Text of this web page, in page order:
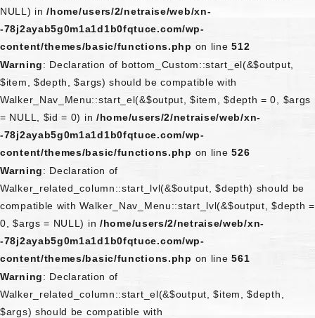
NULL) in/home/users/2/netraise/web/xn-
-78j2ayab5g0m1a1d1b0fqtuce.com/wp-
content/themes/basic/functions.php on line512
Warning: Declaration of bottom_Custom::start_el(&$output,
$item, $depth, $args) should be compatible with
Walker_Nav_Menu::start_el(&$output, $item, $depth = 0, $args
= NULL, $id = 0) in /home/users/2/netraise/web/xn-
-78j2ayab5g0m1a1d1b0fqtuce.com/wp-
content/themes/basic/functions.php on line526
Warning: Declaration of
Walker_related_column::start_lvl(&$output, $depth) should be
compatible with Walker_Nav_Menu::start_lvl(&$output, $depth =
0, $args = NULL) in /home/users/2/netraise/web/xn-
-78j2ayab5g0m1a1d1b0fqtuce.com/wp-
content/themes/basic/functions.php on line561
Warning: Declaration of
Walker_related_column::start_el(&$output, $item, $depth,
$args) should be compatible with